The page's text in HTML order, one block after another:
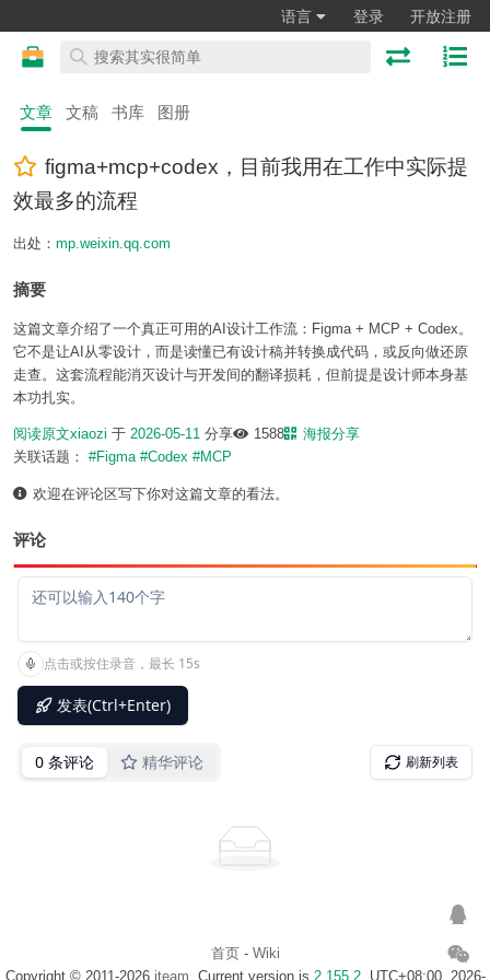
语言 登录 开放注册
文章 文稿 书库 图册
figma+mcp+codex，目前我用在工作中实际提
效最多的流程
出处： mp.weixin.qq.com
摘要
这篇文章介绍了一个真正可用的AI设计工作流：Figma + MCP + Codex。
它不是让AI从零设计，而是读懂已有设计稿并转换成代码，或反向做还原
走查。这套流程能消灭设计与开发间的翻译损耗，但前提是设计师本身基
本功扎实。
阅读原文xiaozi 于 2026-05-11 分享 1588
海报分享
关联话题： #Figma #Codex #MCP
欢迎在评论区写下你对这篇文章的看法。
评论
首页- Wiki
Copyright © 2011-2026 iteam . Current version is 2.155.2. UTC+08:00, 2026-